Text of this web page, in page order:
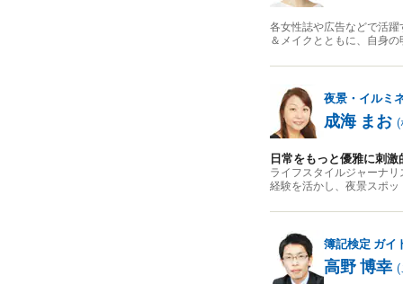
各女性誌や広告などで活
＆メイクとともに、自身
夜景・イルミ
成海 まお (
日常をもっと優雅に刺
ライフスタイルジャーナ
経験を活かし、夜景スポ
簿記検定 ガイ
高野 博幸 (